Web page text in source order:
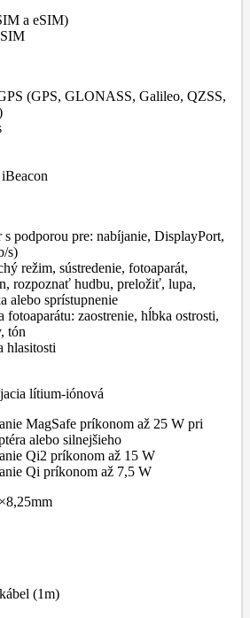
a eSIM)
(GPS, GLONASS, Galileo, QZSS,
podporou pre: nabíjanie, DisplayPort,
s)
režim, sústredenie, fotoaparát,
rozpoznať hudbu, preložiť, lupa,
alebo sprístupnenie
fotoaparátu: zaostrenie, hĺbka ostrosti,
tón
hlasitosti
lítium-iónová
MagSafe príkonom až 25 W pri
alebo silnejšieho
Qi2 príkonom až 15 W
Qi príkonom až 7,5 W
(1m)